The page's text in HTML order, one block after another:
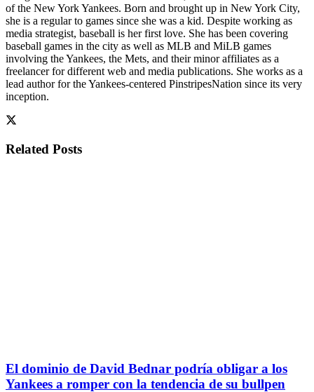
of the New York Yankees. Born and brought up in New York City,
she is a regular to games since she was a kid. Despite working as
media strategist, baseball is her first love. She has been covering
baseball games in the city as well as MLB and MiLB games
involving the Yankees, the Mets, and their minor affiliates as a
freelancer for different web and media publications. She works as a
lead author for the Yankees-centered PinstripesNation since its very
inception.
Related Posts
El dominio de David Bednar podría obligar a los
Yankees a romper con la tendencia de su bullpen